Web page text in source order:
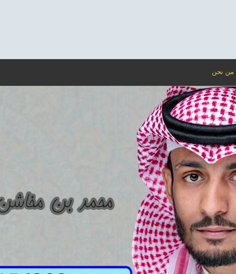
من نحن